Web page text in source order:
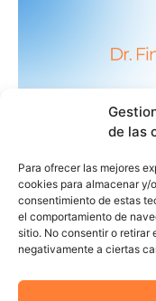
de las
Para ofrecer las mejores
cookies para almacenar y/
consentimiento de estas
el comportamiento de
sitio. No consentir o retirar
negativamente a ciertas